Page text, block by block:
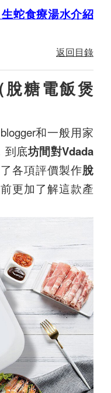
蛇食療湯水介紹
返回目錄
糖電飯煲
和一般用家
到底坊間對Vdada
各項評價製作脫
更加了解這款產